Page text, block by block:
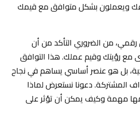
بل هو عنصر أساسي يساهم في نجاح
المشتركة. دعونا نستعرض لماذا
مهمة وكيف يمكن أن تؤثر على